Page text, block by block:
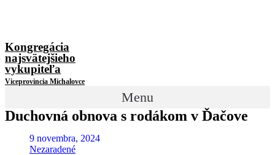
Kongregácia
najsvätejšieho
vykupiteľa
Viceprovincia Michalovce
Menu
Duchovná obnova s rodákom v Ďačove
9 novembra, 2024
Nezaradené